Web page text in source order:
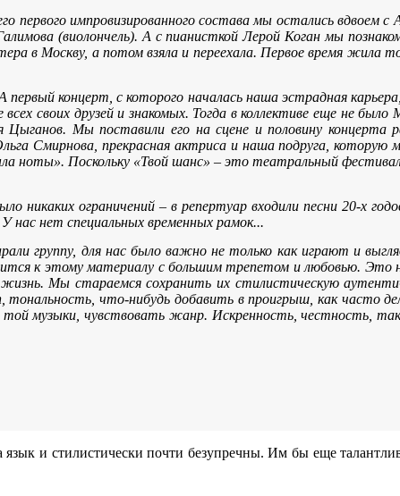
первого импровизированного состава мы остались вдвоем
(виолончель). А с пианисткой Лерой Коган мы
в Москву, а потом взяла и переехала. Первое время
концерт, с которого началась наша эстрадная
всех своих друзей и знакомых. Тогда в коллективе еще не
Мы поставили его на сцене и половину
Смирнова, прекрасная актриса и наша подруга, которую
ноты». Поскольку «Твой шанс» – это театральный
ограничений – в репертуар входили песни 20-х
нас нет специальных временных рамок...
группу, для нас было важно не только как играют и
к этому материалу с большим трепетом и любовью. Это
Мы стараемся сохранить их стилистическую
что-нибудь добавить в проигрыш, как часто
музыки, чувствовать жанр. Искренность, честность,
и стилистически почти безупречны. Им бы еще